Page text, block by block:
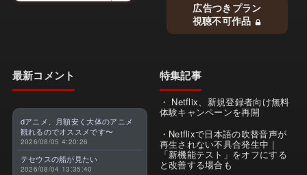
広告つきプラン
視聴不可作品
最新コメント
dアニメ、月額安く大体のアニメ
観れるのでオススメです〜
2026/08/05 4:20:26
テセウスの船が見たい
2026/08/04 13:35:40
特集記事
Netflix、新規登録者向け無料
体験キャンペーンを再開
Netflixで日本語の吹替音声が
再生されない不具合発生中｜
「新機能テスト」をオフにする
と改善する場合も